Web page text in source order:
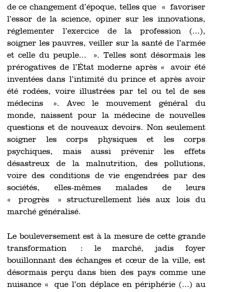
de ce changement d’époque, telles que « favoriser
l’essor de la science, opiner sur les innovations,
réglementer l’exercice de la profession (...),
soigner les pauvres, veiller sur la santé de l’armée
et celle du peuple... ». Telles sont désor­mais les
prérogatives de l’État moderne après « avoir été
inventées dans l’intimité du prince et après avoir
été rodées, voire illustrées par tel ou tel de ses
médecins ». Avec le mouvement général du
monde, naissent pour la médecine de nouvelles
questions et de nouveaux devoirs. Non seulement
soigner les corps physiques et les corps
psychiques, mais aussi prévenir les effets
désastreux de la malnutrition, des pollutions,
voire des conditions de vie engendrées par des
sociétés, elles-mêmes malades de leurs
« progrès » structurellement liés aux lois du
marché généralisé.
Le bouleversement est à la mesure de cette grande
transformation : le marché, jadis foyer
bouillonnant des échanges et cœur de la ville, est
désormais perçu dans bien des pays comme une
nuisance « que l’on déplace en périphérie (...) au